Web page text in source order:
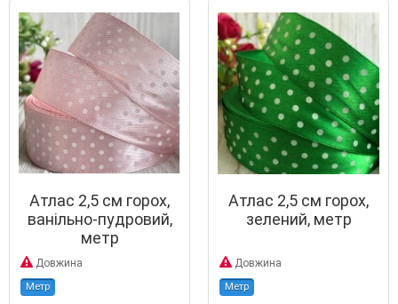
Атлас 2,5 см горох,
ванільно-пудровий,
метр
Довжина
Метр
Атлас 2,5 см горох,
зелений, метр
Довжина
Метр